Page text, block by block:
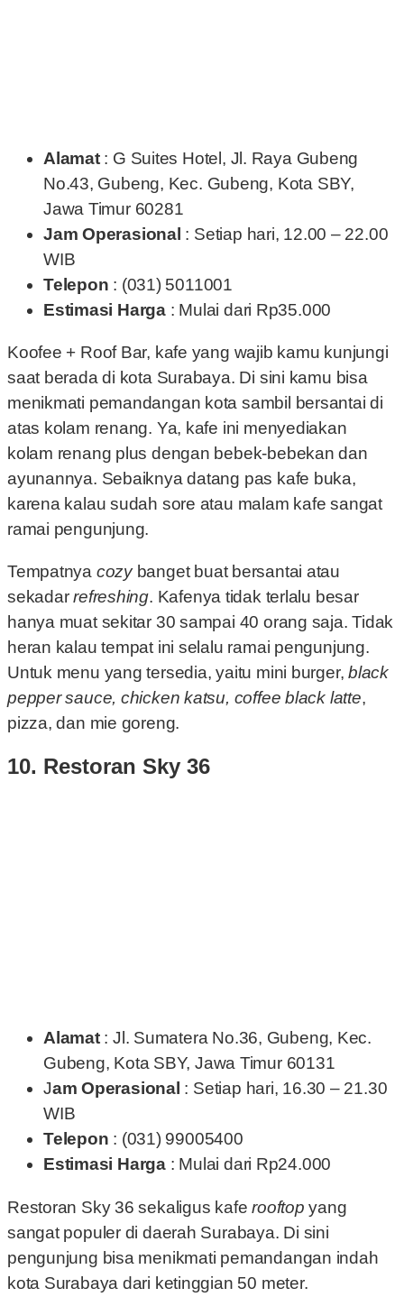
Alamat : G Suites Hotel, Jl. Raya Gubeng
No.43, Gubeng, Kec. Gubeng, Kota SBY,
Jawa Timur 60281
Jam Operasional : Setiap hari, 12.00 – 22.00
WIB
Telepon : (031) 5011001
Estimasi Harga : Mulai dari Rp35.000
Koofee + Roof Bar, kafe yang wajib kamu kunjungi
saat berada di kota Surabaya. Di sini kamu bisa
menikmati pemandangan kota sambil bersantai di
atas kolam renang. Ya, kafe ini menyediakan
kolam renang plus dengan bebek-bebekan dan
ayunannya. Sebaiknya datang pas kafe buka,
karena kalau sudah sore atau malam kafe sangat
ramai pengunjung.
Tempatnya cozy banget buat bersantai atau
sekadarrefreshing. Kafenya tidak terlalu besar
hanya muat sekitar 30 sampai 40 orang saja. Tidak
heran kalau tempat ini selalu ramai pengunjung.
Untuk menu yang tersedia, yaitu mini burger,black
pepper sauce, chicken katsu, coffee black latte,
pizza, dan mie goreng.
10. Restoran Sky 36
Alamat : Jl. Sumatera No.36, Gubeng, Kec.
Gubeng, Kota SBY, Jawa Timur 60131
Jam Operasional : Setiap hari, 16.30 – 21.30
WIB
Telepon : (031) 99005400
Estimasi Harga : Mulai dari Rp24.000
Restoran Sky 36 sekaligus kaferooftopyang
sangat populer di daerah Surabaya. Di sini
pengunjung bisa menikmati pemandangan indah
kota Surabaya dari ketinggian 50 meter.